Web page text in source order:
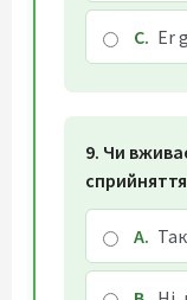
C. Er
9. Чи
A.